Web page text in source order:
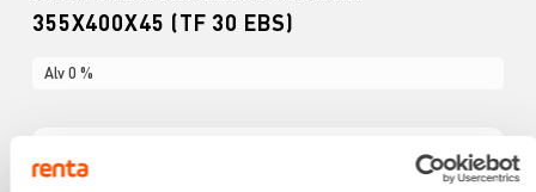
355X400X45 (TF 30 EBS)
Alv 0 %